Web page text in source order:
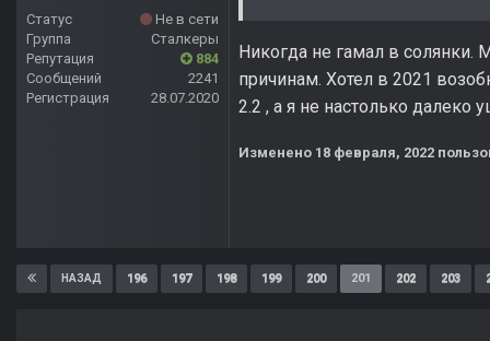
Статус
Не в сети
Группа
Сталкеры
Репутация
884
Сообщений
2241
Регистрация
28.07.2020
Никогда не гамал в солянки.
причинам. Хотел в 2021
2.2 , а я не настолько
Изменено 18 февраля, 2022
НАЗАД 196 197 198 199 200 201 202 203